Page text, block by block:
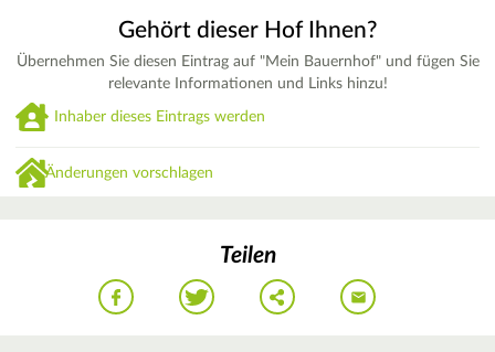
Gehört dieser Hof Ihnen?
Übernehmen Sie diesen Eintrag auf "Mein Bauernhof" und fügen Sie
relevante Informationen und Links hinzu!
Inhaber dieses Eintrags werden
Änderungen vorschlagen
Teilen